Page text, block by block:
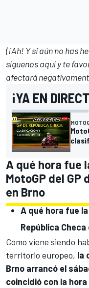
(¡Ah! Y si aún no has
síguenos aquí y te
afectará
¡YA EN
A qué hora fue
MotoGP del GP
en Brno
A qué hora fue
República
Como viene siendo
territorio europeo, la
Brno arrancó el
coincidió con la